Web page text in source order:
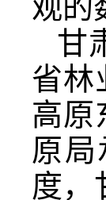
观的
甘
省林
高原
原局
度，